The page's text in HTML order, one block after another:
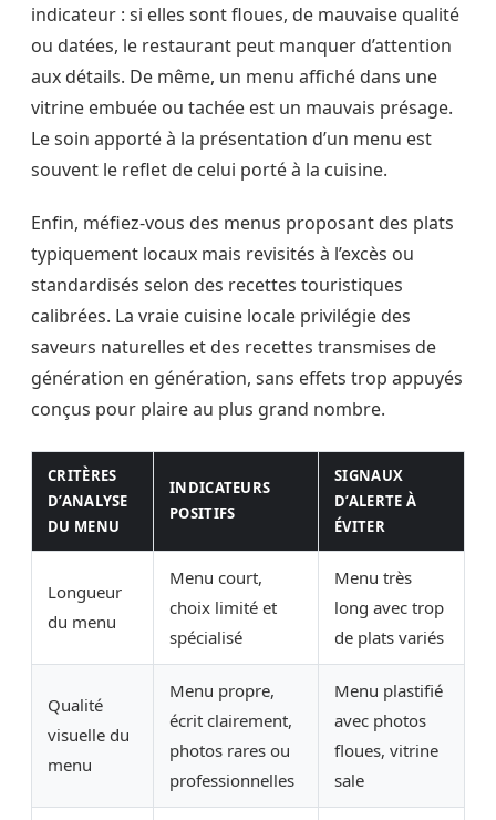
indicateur : si elles sont floues, de mauvaise qualité
ou datées, le restaurant peut manquer d’attention
aux détails. De même, un menu affiché dans une
vitrine embuée ou tachée est un mauvais présage.
Le soin apporté à la présentation d’un menu est
souvent le reflet de celui porté à la cuisine.
Enfin, méfiez-vous des menus proposant des plats
typiquement locaux mais revisités à l’excès ou
standardisés selon des recettes touristiques
calibrées. La vraie cuisine locale privilégie des
saveurs naturelles et des recettes transmises de
génération en génération, sans effets trop appuyés
conçus pour plaire au plus grand nombre.
CRITÈRES
D’ANALYSE
DU MENU
INDICATEURS
POSITIFS
SIGNAUX
D’ALERTE À
ÉVITER
Longueur
du menu
Menu court,
choix limité et
spécialisé
Menu très
long avec trop
de plats variés
Qualité
visuelle du
menu
Menu propre,
écrit clairement,
photos rares ou
professionnelles
Menu plastifié
avec photos
floues, vitrine
sale